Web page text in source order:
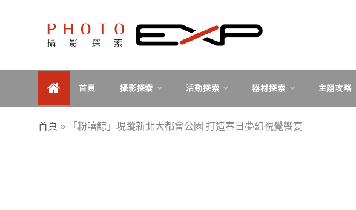
PHOTOEXP攝影探索
首頁 攝影探索 活動探索 器材探索 主題攻略
首頁 » 「粉嘻鯨」現蹤新北大都會公園 打造春日夢幻視覺饗宴